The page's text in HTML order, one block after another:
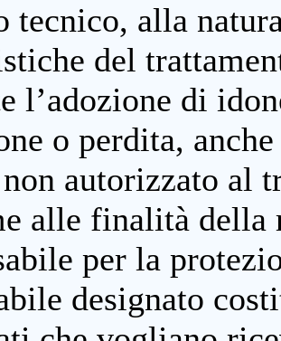
tecnico, alla
del
l’adozione di
o perdita,
non autorizzato al
alle finalità della
per la
designato